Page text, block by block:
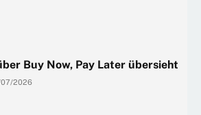
Buy Now, Pay Later übersieht
2026